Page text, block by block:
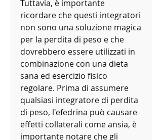
Tuttavia, è importante
ricordare che questi integratori
non sono una soluzione magica
per la perdita di peso e che
dovrebbero essere utilizzati in
combinazione con una dieta
sana ed esercizio fisico
regolare. Prima di assumere
qualsiasi integratore di perdita
di peso, l'efedrina può causare
effetti collaterali come ansia, è
importante notare che gli